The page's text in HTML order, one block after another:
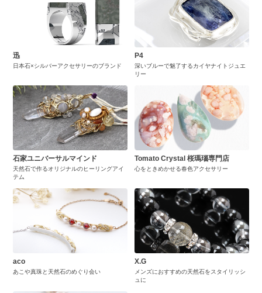
迅
日本石×シルバーアクセサリーのブランド
P4
深いブルーで魅了するカイヤナイトジュエ
リー
石家ユニバーサルマインド
天然石で作るオリジナルのヒーリングアイ
テム
Tomato Crystal 桜瑪瑙専門店
心をときめかせる春色アクセサリー
aco
あこや真珠と天然石のめぐり会い
X.G
メンズにおすすめの天然石をスタイリッシ
ュに